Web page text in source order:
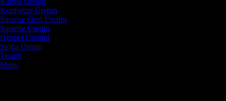
Konfigüre Üretim
Siparişe Özel Üretim
Siparişe Üretim
Hizmet Üretimi
Stoğa Üretim
Ticaret
Menu